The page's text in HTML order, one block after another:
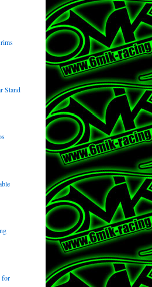
Stand
for